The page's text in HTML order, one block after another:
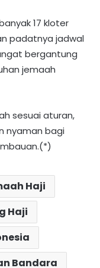
17 kloter
padatnya jadwal
bergantung
jemaah
sesuai aturan,
nyaman bagi
Haji
Haji
Bandara